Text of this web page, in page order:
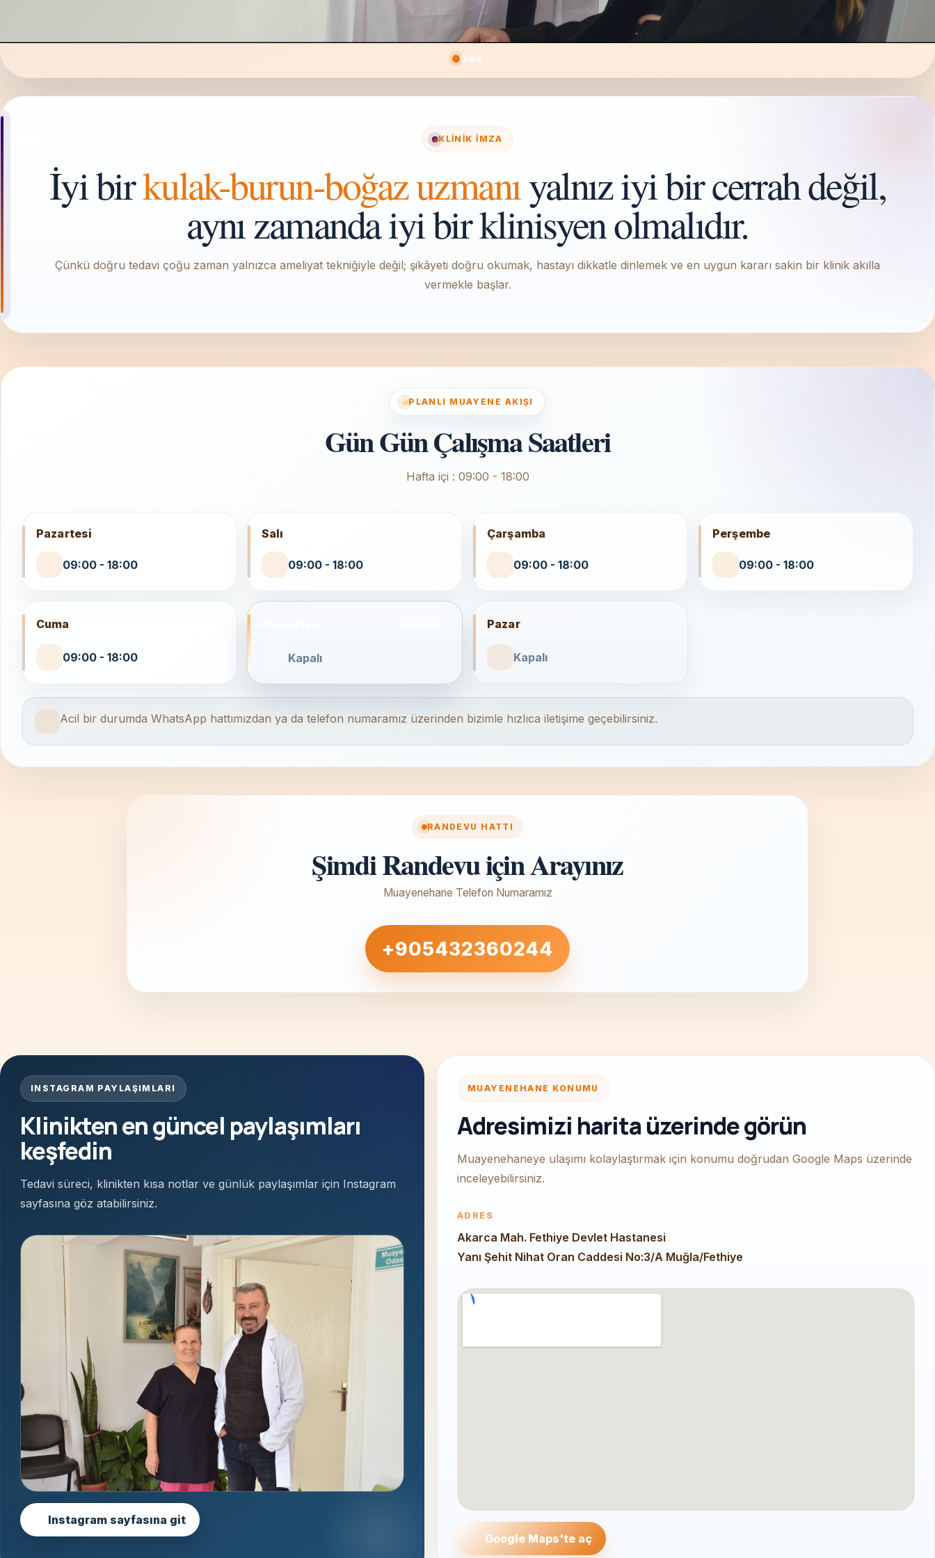
KLINIK İMZA
İyi birkulak-burun-boğaz uzmanıyalnız iyi bir cerrah değil,
aynı zamanda iyi bir klinisyen olmalıdır.
Çünkü doğru tedavi çoğu zaman yalnızca ameliyat tekniğiyle değil; şikâyeti doğru okumak, hastayı dikkatle dinlemek ve en uygun kararı sakin bir klinik akılla
vermekle başlar.
PLANLI MUAYENE AKIŞI
Gün Gün Çalışma Saatleri
Hafta içi : 09:00 - 18:00
Pazartesi
09:00 - 18:00
Salı
09:00 - 18:00
Çarşamba
09:00 - 18:00
Perşembe
09:00 - 18:00
Cuma
09:00 - 18:00 Kapalı
Pazar
Kapalı
Acil bir durumda WhatsApp hattımızdan ya da telefon numaramız üzerinden bizimle hızlıca iletişime geçebilirsiniz.
RANDEVU HATTI
Şimdi Randevu için Arayınız
Muayenehane Telefon Numaramız
+905432360244
INSTAGRAM PAYLAŞIMLARI
Klinikten en güncel paylaşımları
keşfedin
Tedavi süreci, klinikten kısa notlar ve günlük paylaşımlar için Instagram
sayfasına göz atabilirsiniz.
Instagram sayfasına git
MUAYENEHANE KONUMU
Adresimizi harita üzerinde görün
Muayenehaneye ulaşımı kolaylaştırmak için konumu doğrudan Google Maps üzerinde
inceleyebilirsiniz.
ADRES
Akarca Mah. Fethiye Devlet Hastanesi
Yanı Şehit Nihat Oran Caddesi No:3/A Muğla/Fethiye
Google Maps'te aç